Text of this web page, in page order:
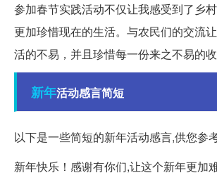
参加春节实践活动不仅让我感受到了乡
更加珍惜现在的生活。与农民们的交流
活的不易，并且珍惜每一份来之不易的收
新年活动感言简短
以下是一些简短的新年活动感言,供您参
新年快乐！感谢有你们,让这个新年更加